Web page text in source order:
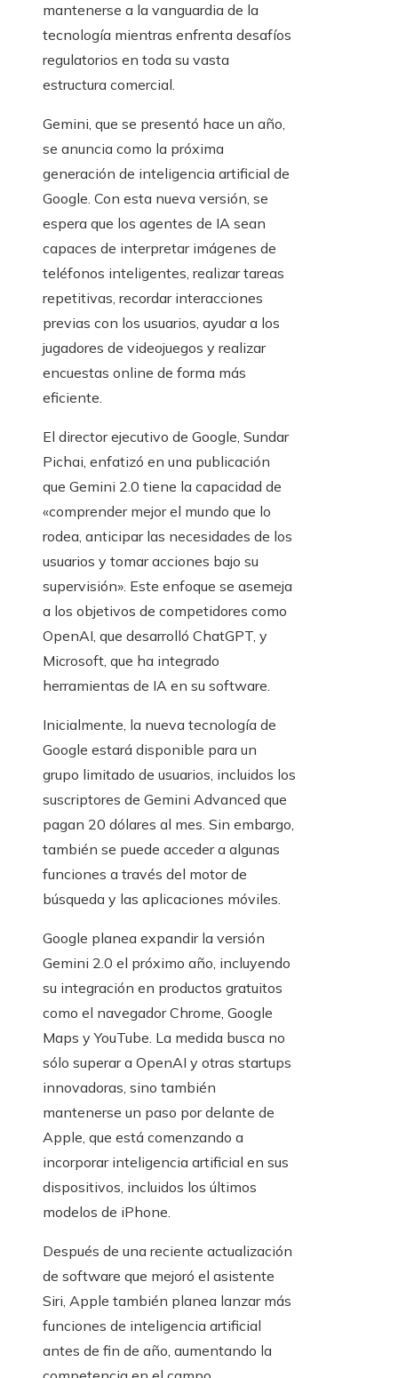
mantenerse a la vanguardia de la
tecnología mientras enfrenta desafíos
regulatorios en toda su vasta
estructura comercial.
Gemini, que se presentó hace un año,
se anuncia como la próxima
generación de inteligencia artificial de
Google. Con esta nueva versión, se
espera que los agentes de IA sean
capaces de interpretar imágenes de
teléfonos inteligentes, realizar tareas
repetitivas, recordar interacciones
previas con los usuarios, ayudar a los
jugadores de videojuegos y realizar
encuestas online de forma más
eficiente.
El director ejecutivo de Google, Sundar
Pichai, enfatizó en una publicación
que Gemini 2.0 tiene la capacidad de
«comprender mejor el mundo que lo
rodea, anticipar las necesidades de los
usuarios y tomar acciones bajo su
supervisión». Este enfoque se asemeja
a los objetivos de competidores como
OpenAI, que desarrolló ChatGPT, y
Microsoft, que ha integrado
herramientas de IA en su software.
Inicialmente, la nueva tecnología de
Google estará disponible para un
grupo limitado de usuarios, incluidos los
suscriptores de Gemini Advanced que
pagan 20 dólares al mes. Sin embargo,
también se puede acceder a algunas
funciones a través del motor de
búsqueda y las aplicaciones móviles.
Google planea expandir la versión
Gemini 2.0 el próximo año, incluyendo
su integración en productos gratuitos
como el navegador Chrome, Google
Maps y YouTube. La medida busca no
sólo superar a OpenAI y otras startups
innovadoras, sino también
mantenerse un paso por delante de
Apple, que está comenzando a
incorporar inteligencia artificial en sus
dispositivos, incluidos los últimos
modelos de iPhone.
Después de una reciente actualización
de software que mejoró el asistente
Siri, Apple también planea lanzar más
funciones de inteligencia artificial
antes de fin de año, aumentando la